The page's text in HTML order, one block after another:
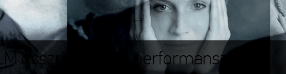
összművészeti performansz az